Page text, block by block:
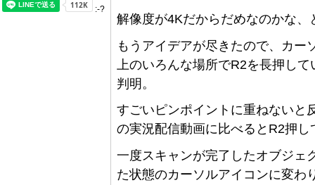
:-?
解像度が4Kだからだめなのかな
もうアイデアが尽きたので、カー
上のいろんな場所でR2を長押し
判明。
すごいピンポイントに重ねないと
の実況配信動画に比べるとR2押
一度スキャンが完了したオブジェ
た状態のカーソルアイコンに変わ